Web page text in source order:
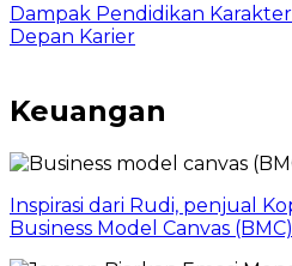
Dampak Pendidikan
Depan Karier
Keuangan
Inspirasi dari Rudi, penjual
Business Model Canvas